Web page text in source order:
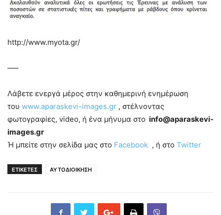
http://www.myota.gr/
—–
Λάβετε ενεργά μέρος στην καθημερινή ενημέρωση
του www.aparaskevi-images.gr , στέλνοντας
φωτογραφiες, video, ή ένα μήνυμα στο info@aparaskevi-
images.gr
Ή μπείτε στην σελίδα μας στο Facebook , ή στο Twitter
ΕΤΙΚΕΤΕΣ ΑΥΤΟΔΙΟΙΚΗΣΗ